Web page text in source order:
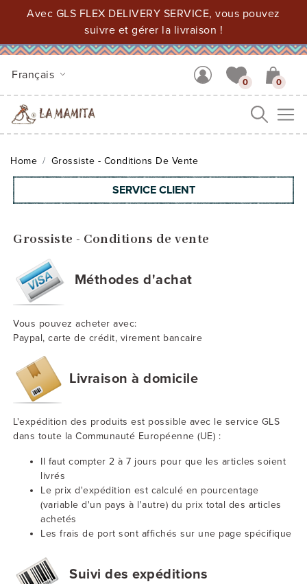
Avec GLS FLEX DELIVERY SERVICE, vous pouvez
suivre et gérer la livraison !
Français
0 0
Home Grossiste - Conditions De Vente
SERVICE CLIENT
Grossiste - Conditions de vente
Méthodes d'achat
Vous pouvez acheter avec:
Paypal, carte de crédit, virement bancaire
Livraison à domicile
L'expédition des produits est possible avec le service GLS
dans toute la Communauté Européenne (UE) :
Il faut compter 2 à 7 jours pour que les articles soient
livrés
Le prix d'expédition est calculé en pourcentage
(variable d'un pays à l'autre) du prix total des articles
achetés
Les frais de port sont affichés sur une page spécifique
Suivi des expéditions